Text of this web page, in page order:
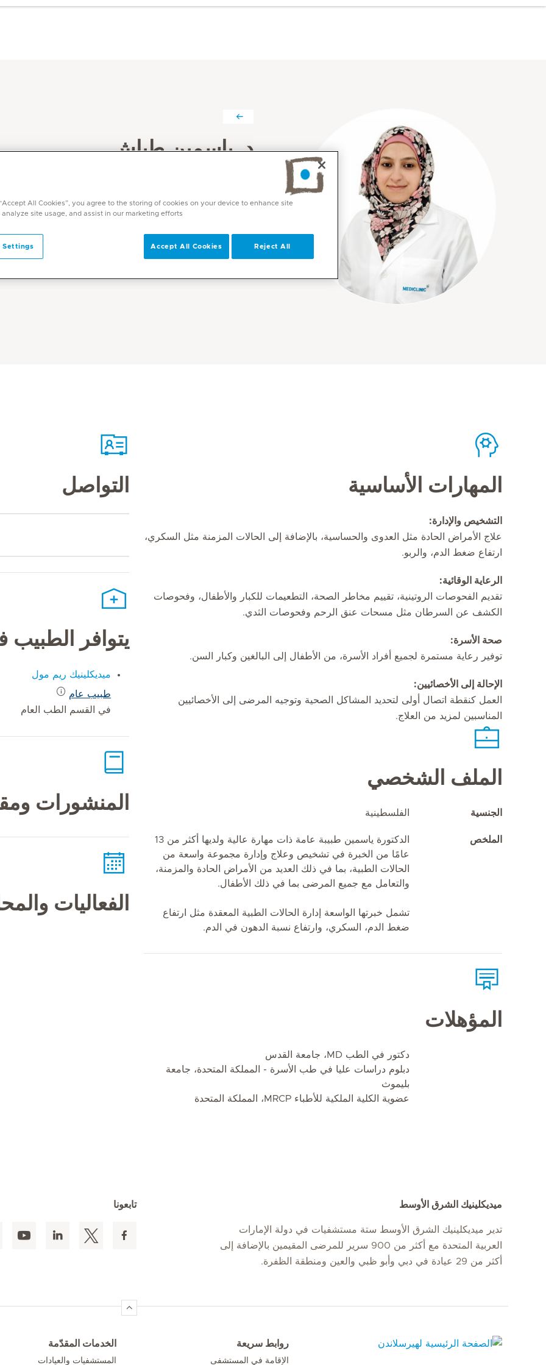
د. ياسمين طباش
المهارات الأساسية
التشخيص والإدارة:
علاج الأمراض الحادة مثل العدوى والحساسية، بالإضافة إلى الحالات المزمنة مثل السكري،
ارتفاع ضغط الدم، والربو.
الرعاية الوقائية:
تقديم الفحوصات الروتينية، تقييم مخاطر الصحة، التطعيمات للكبار والأطفال، وفحوصات
الكشف عن السرطان مثل مسحات عنق الرحم وفحوصات الثدي.
صحة الأسرة:
توفير رعاية مستمرة لجميع أفراد الأسرة، من الأطفال إلى البالغين وكبار السن.
الإحالة إلى الأخصائيين:
العمل كنقطة اتصال أولى لتحديد المشاكل الصحية وتوجيه المرضى إلى الأخصائيين
المناسبين لمزيد من العلاج.
الملف الشخصي
الجنسية الفلسطينية
الملخص
الدكتورة ياسمين طبيبة عامة ذات مهارة عالية ولديها أكثر من 13
عامًا من الخبرة في تشخيص وعلاج وإدارة مجموعة واسعة من
الحالات الطبية، بما في ذلك العديد من الأمراض الحادة والمزمنة،
والتعامل مع جميع المرضى بما في ذلك الأطفال.
تشمل خبرتها الواسعة إدارة الحالات الطبية المعقدة مثل ارتفاع
ضغط الدم، السكري، وارتفاع نسبة الدهون في الدم.
المؤهلات
دكتور في الطب MD، جامعة القدس
دبلوم دراسات عليا في طب الأسرة - المملكة المتحدة، جامعة
بليموث
عضوية الكلية الملكية للأطباء MRCP، المملكة المتحدة
التواصل
يتوافر الطبيب
ميديكلينيك ريم مول
طبيب عام
في القسم الطب العام
المنشورات
الفعاليات
ميديكلينيك الشرق الأوسط
تدير ميديكلينيك الشرق الأوسط ستة مستشفيات في دولة الإمارات
العربية المتحدة مع أكثر من 900 سرير للمرضى المقيمين بالإضافة إلى
أكثر من 29 عيادة في دبي وأبو ظبي والعين ومنطقة الظفرة.
تابعونا
روابط سريعة
الإقامة في المستشفى
الخدمات المقدّمة
المستشفيات والعيادات
All Cookies”, you agree to the storing of cookies on your device to enhance site
analyze site usage, and assist in our marketing efforts.
Settings Reject All
Accept All Cookies